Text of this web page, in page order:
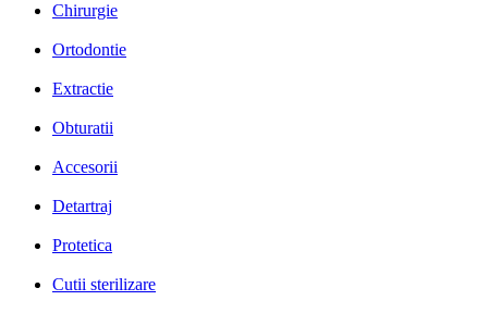
Chirurgie
Ortodontie
Extractie
Obturatii
Accesorii
Detartraj
Protetica
Cutii sterilizare